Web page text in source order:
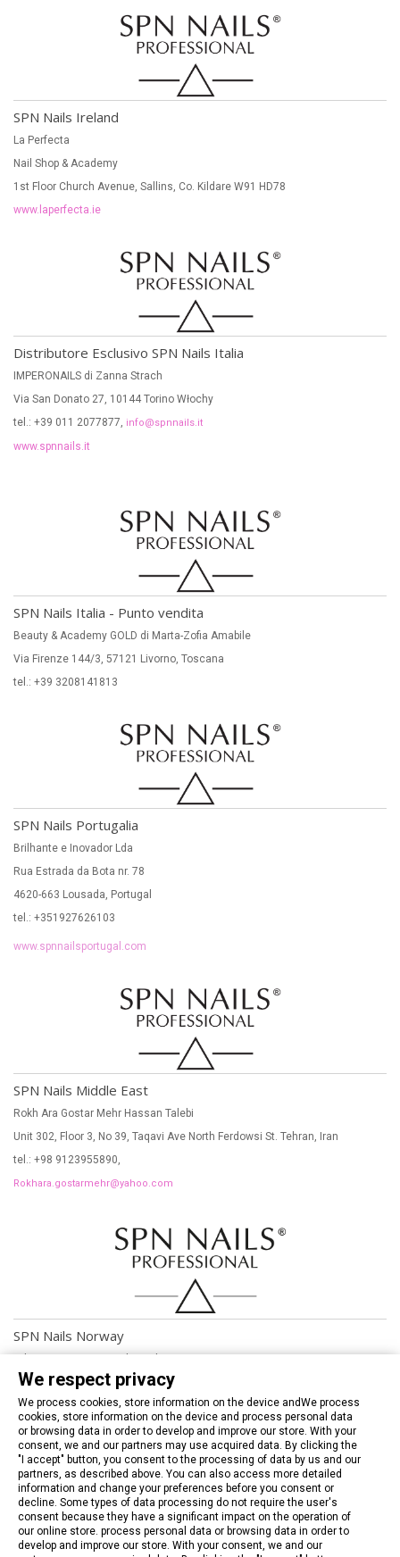
SPN Nails Ireland
La Perfecta
Nail Shop & Academy
1st Floor Church Avenue, Sallins, Co. Kildare W91 HD78
www.laperfecta.ie
Distributore Esclusivo SPN Nails Italia
IMPERONAILS di Zanna Strach
Via San Donato 27, 10144 Torino Włochy
tel.: +39 011 2077877, info@spnnails.it
www.spnnails.it
SPN Nails Italia - Punto vendita
Beauty & Academy GOLD di Marta-Zofia Amabile
Via Firenze 144/3, 57121 Livorno, Toscana
tel.: +39 3208141813
SPN Nails Portugalia
Brilhante e Inovador Lda
Rua Estrada da Bota nr. 78
4620-663 Lousada, Portugal
tel.: +351927626103
www.spnnailsportugal.com
SPN Nails Middle East
Rokh Ara Gostar Mehr Hassan Talebi
Unit 302, Floor 3, No 39, Taqavi Ave North Ferdowsi St. Tehran, Iran
tel.: +98 9123955890,
Rokhara.gostarmehr@yahoo.com
SPN Nails Norway
Melingsåsen 47, 5384 Torangsvåg
tel.: 817 987 222,
www.msbeauty.no
We respect privacy
We process cookies, store information on the device andWe process
cookies, store information on the device and process personal data
or browsing data in order to develop and improve our store. With your
consent, we and our partners may use acquired data. By clicking the
"I accept" button, you consent to the processing of data by us and our
partners, as described above. You can also access more detailed
information and change your preferences before you consent or
decline. Some types of data processing do not require the user's
consent because they have a significant impact on the operation of
our online store. process personal data or browsing data in order to
develop and improve our store. With your consent, we and our